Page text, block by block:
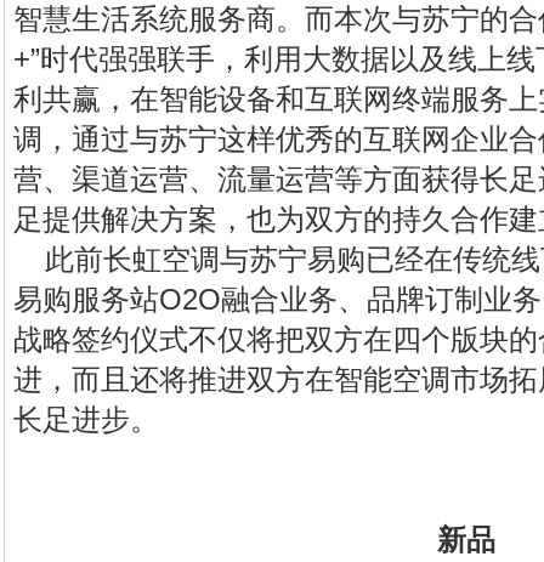
智慧生活系统服务商。而本次与苏宁的
+”时代强强联手，利用大数据以及线上
利共赢，在智能设备和互联网终端服务
调，通过与苏宁这样优秀的互联网企业
营、渠道运营、流量运营等方面获得长
足提供解决方案，也为双方的持久合作
此前长虹空调与苏宁易购已经在传统
易购服务站O2O融合业务、品牌订制业
战略签约仪式不仅将把双方在四个版块
进，而且还将推进双方在智能空调市场
长足进步。
新品